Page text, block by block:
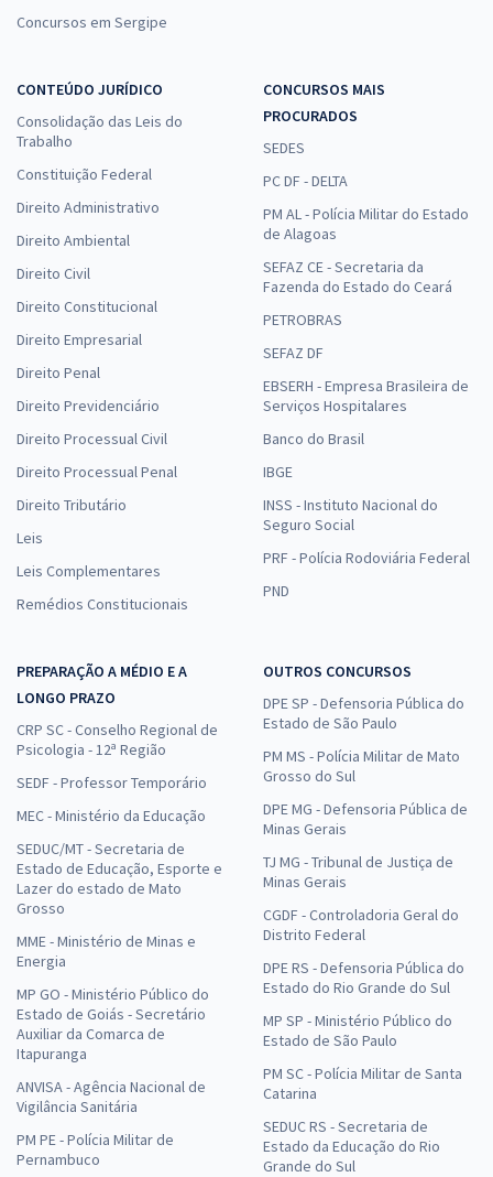
Concursos em Sergipe
CONTEÚDO JURÍDICO
Consolidação das Leis do
Trabalho
Constituição Federal
Direito Administrativo
Direito Ambiental
Direito Civil
Direito Constitucional
Direito Empresarial
Direito Penal
Direito Previdenciário
Direito Processual Civil
Direito Processual Penal
Direito Tributário
Leis
Leis Complementares
Remédios Constitucionais
CONCURSOS MAIS
PROCURADOS
SEDES
PC DF - DELTA
PM AL - Polícia Militar do Estado
de Alagoas
SEFAZ CE - Secretaria da
Fazenda do Estado do Ceará
PETROBRAS
SEFAZ DF
EBSERH - Empresa Brasileira de
Serviços Hospitalares
Banco do Brasil
IBGE
INSS - Instituto Nacional do
Seguro Social
PRF - Polícia Rodoviária Federal
PND
PREPARAÇÃO A MÉDIO E A
LONGO PRAZO
CRP SC - Conselho Regional de
Psicologia - 12ª Região
SEDF - Professor Temporário
MEC - Ministério da Educação
SEDUC/MT - Secretaria de
Estado de Educação, Esporte e
Lazer do estado de Mato
Grosso
MME - Ministério de Minas e
Energia
MP GO - Ministério Público do
Estado de Goiás - Secretário
Auxiliar da Comarca de
Itapuranga
ANVISA - Agência Nacional de
Vigilância Sanitária
PM PE - Polícia Militar de
Pernambuco
OUTROS CONCURSOS
DPE SP - Defensoria Pública do
Estado de São Paulo
PM MS - Polícia Militar de Mato
Grosso do Sul
DPE MG - Defensoria Pública de
Minas Gerais
TJ MG - Tribunal de Justiça de
Minas Gerais
CGDF - Controladoria Geral do
Distrito Federal
DPE RS - Defensoria Pública do
Estado do Rio Grande do Sul
MP SP - Ministério Público do
Estado de São Paulo
PM SC - Polícia Militar de Santa
Catarina
SEDUC RS - Secretaria de
Estado da Educação do Rio
Grande do Sul